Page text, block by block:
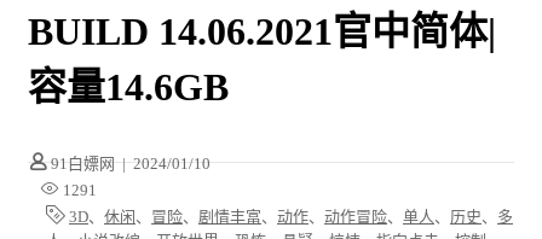
BUILD 14.06.2021官中简体|
容量14.6GB
91白嫖网 | 2024/01/10
1291
3D、 休闲 、 冒险、 剧情丰富、 动作、 动作冒险、 单人 、 历史、 多